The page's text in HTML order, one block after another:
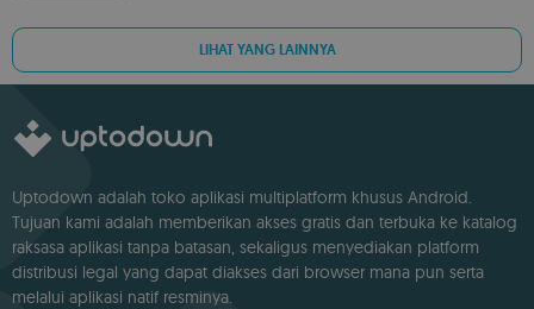
LIHAT YANG LAINNYA
Uptodown adalah toko aplikasi multiplatform khusus Android.
Tujuan kami adalah memberikan akses gratis dan terbuka ke katalog
raksasa aplikasi tanpa batasan, sekaligus menyediakan platform
distribusi legal yang dapat diakses dari browser mana pun serta
melalui aplikasi natif resminya.